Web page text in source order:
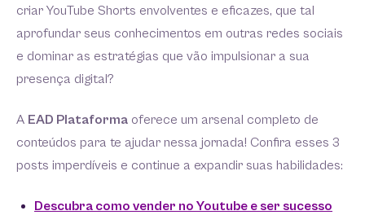
criar YouTube Shorts envolventes e eficazes, que tal
aprofundar seus conhecimentos em outras redes sociais
e dominar as estratégias que vão impulsionar a sua
presença digital?
A EAD Plataforma oferece um arsenal completo de
conteúdos para te ajudar nessa jornada! Confira esses 3
posts imperdíveis e continue a expandir suas habilidades:
Descubra como vender no Youtube e ser sucesso